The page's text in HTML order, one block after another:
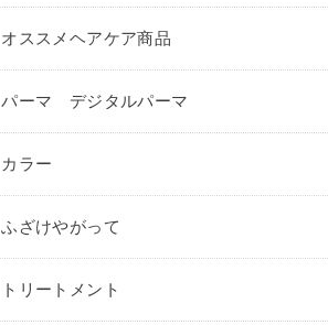
オススメヘアケア商品
パーマ デジタルパーマ
カラー
ふざけやがって
トリートメント